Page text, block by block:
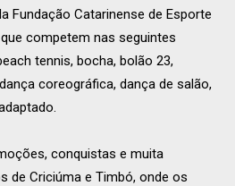
Fundação Catarinense de Esporte
competem nas seguintes
tennis, bocha, bolão 23,
coreográfica, dança de salão,
conquistas e muita
de Criciúma e Timbó, onde os